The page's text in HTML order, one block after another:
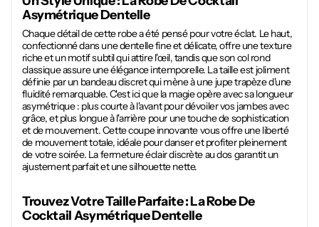
Asymétrique Dentelle
Chaque détail de cette robe a été pensé pour votre éclat. Le haut,
confectionné dans une dentelle fine et délicate, offre une texture
riche et un motif subtil qui attire l'œil, tandis que son col rond
classique assure une élégance intemporelle. La taille est joliment
définie par un bandeau discret qui mène à une jupe trapèze d'une
fluidité remarquable. C'est ici que la magie opère avec sa longueur
asymétrique : plus courte à l'avant pour dévoiler vos jambes avec
grâce, et plus longue à l'arrière pour une touche de sophistication
et de mouvement. Cette coupe innovante vous offre une liberté
de mouvement totale, idéale pour danser et profiter pleinement
de votre soirée. La fermeture éclair discrète au dos garantit un
ajustement parfait et une silhouette nette.
Trouvez Votre Taille Parfaite : LaRobe De
Cocktail Asymétrique Dentelle